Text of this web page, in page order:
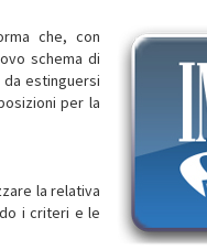
che, con
schema di
estinguersi
per la
la relativa
i criteri e le